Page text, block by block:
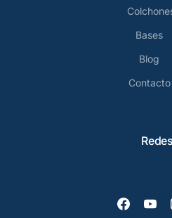
Bases
Blog
Contacto
Redes